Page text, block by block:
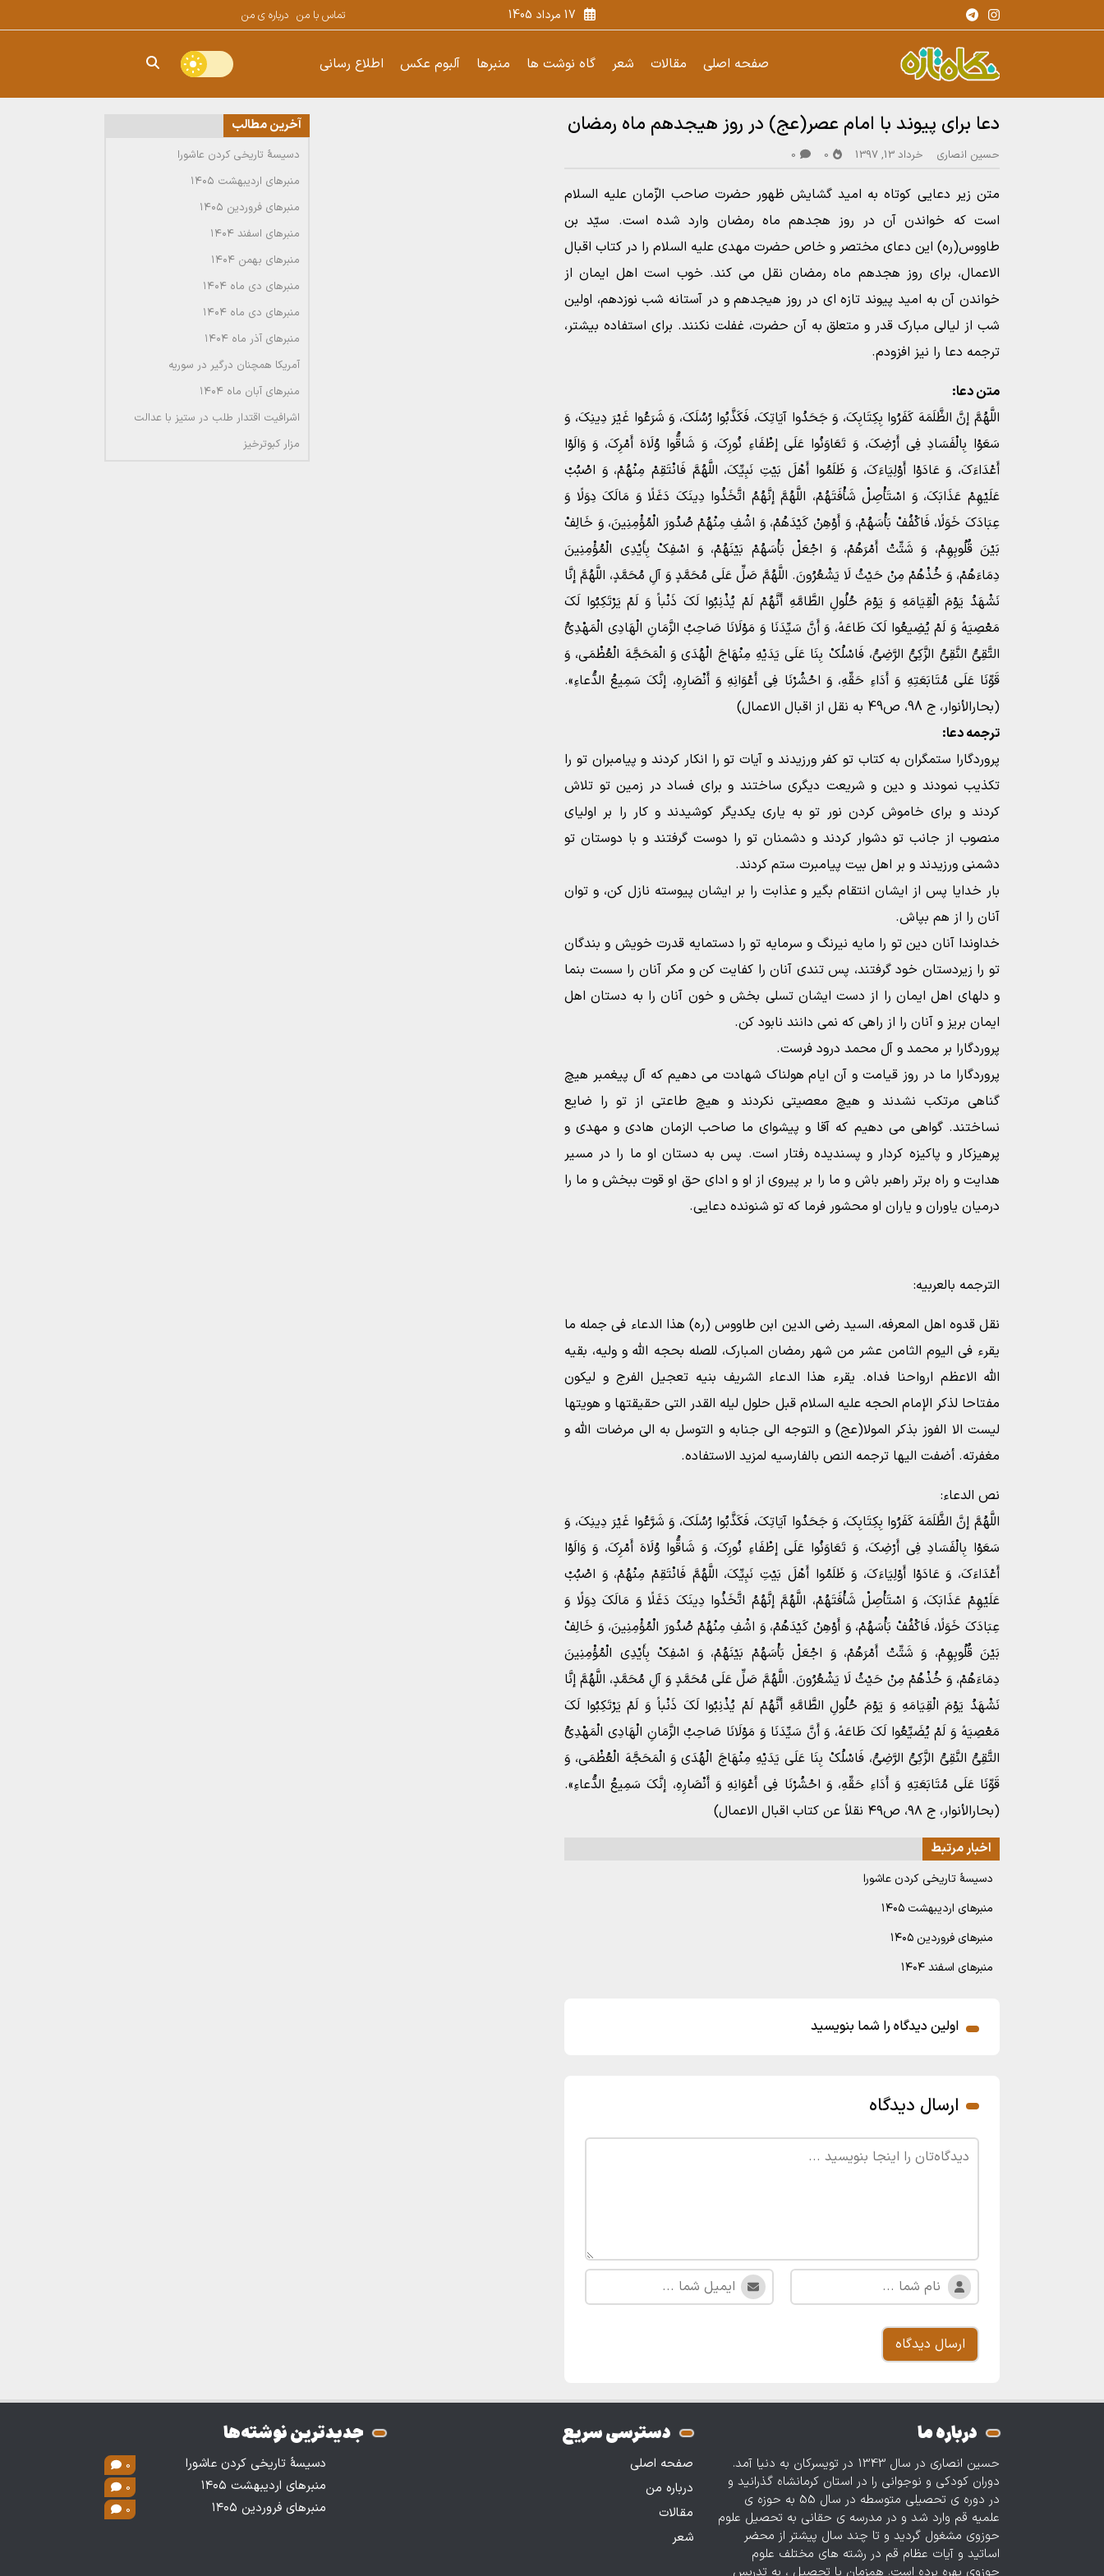
17 مرداد 1405 تماس با من درباره ی من
صفحه اصلی مقالات شعر گاه نوشت ها منبرها آلبوم عکس اطلاع رسانی
دعا برای پیوند با امام عصر(عج) در روز هیجدهم ماه رمضان
حسین انصاری خرداد 13, 1397 0
0
متن زیر دعایی کوتاه به امید گشایش ظهور حضرت صاحب الزّمان علیه السلام
است که خواندن آن در روز هجدهم ماه رمضان وارد شده است. سیّد بن
طاووس(ره) این دعای مختصر و خاص حضرت مهدی علیه السلام را در کتاب اقبال
الاعمال، برای روز هجدهم ماه رمضان نقل می کند. خوب است اهل ایمان از
خواندن آن به امید پیوند تازه ای در روز هیجدهم و در آستانه شب نوزدهم، اولین
شب از لیالی مبارک قدر و متعلق به آن حضرت، غفلت نکنند. برای استفاده بیشتر،
ترجمه دعا را نیز افزودم.
متن دعا:
اللَّهُمَّ إنَّ الظَّلَمَهَ کَفَرُوا بِکِتَابِکَ، وَ جَحَدُوا آیَاتِکَ، فَکَذَّبُوا رُسُلَکَ، وَ شَرَعُوا غَیْرَ دِینِکَ، وَ
سَعَوْا بِالْفَسَادِ فِی أَرْضِکَ، وَ تَعَاوَنُوا عَلَى إطْفَاءِ نُورِکَ، وَ شَاقُّوا وُلَاهَ أَمْرِکَ، وَ وَالَوْا
أَعْدَاءَکَ، وَ عَادَوْا أَوْلِیَاءَکَ، وَ ظَلَمُوا أَهْلَ بَیْتِ نَبِیِّکَ، اللَّهُمَّ فَانْتَقِمْ مِنْهُمْ، وَ اصْبُبْ
عَلَیْهِمْ عَذَابَکَ، وَ اسْتَأْصِلْ شَأْفَتَهُمْ، اللَّهُمَّ إنَّهُمُ اتَّخَذُوا دِینَکَ دَغَلًا وَ مَالَکَ دِوَلًا وَ
عِبَادَکَ خَوَلًا، فَاکْفُفْ بَأْسَهُمْ، وَ أَوْهِنْ کَیْدَهُمْ، وَ اشْفِ مِنْهُمْ صُدُورَ الْمُؤْمِنِینَ، وَ خَالِفْ
بَیْنَ قُلُوبِهِمْ، وَ شَتِّتْ أَمْرَهُمْ، وَ اجْعَلْ بَأْسَهُمْ بَیْنَهُمْ، وَ اسْفِکْ بِأَیْدِی الْمُؤْمِنِینَ
دِمَاءَهُمْ، وَ خُذْهُمْ مِنْ حَیْثُ لَا یَشْعُرُونَ. اللَّهُمَّ صَلِّ عَلَى مُحَمَّدٍ وَ آلِ مُحَمَّدٍ، اللَّهُمَّ إنَّا
نَشْهَدُ یَوْمَ الْقِیَامَهِ وَ یَوْمَ حُلُولِ الطَّامَّهِ أَنَّهُمْ لَمْ یُذْنِبُوا لَکَ ذَنْباً وَ لَمْ یَرْتَکِبُوا لَکَ
مَعْصِیَهً وَ لَمْ یُضِیعُوا لَکَ طَاعَهً، وَ أَنَّ سَیِّدَنَا وَ مَوْلَانَا صَاحِبُ الزَّمَانِ الْهَادِی الْمَهْدِیُّ
التَّقِیُّ النَّقِیُّ الزَّکِیُّ الرَّضِیُّ، فَاسْلُکْ بِنَا عَلَى یَدَیْهِ مِنْهَاجَ الْهُدَى وَ الْمَحَجَّهَ الْعُظْمَى، وَ
قَوِّنَا عَلَى مُتَابَعَتِهِ وَ أَدَاءِ حَقِّهِ، وَ احْشُرْنَا فِی أَعْوَانِهِ وَ أَنْصَارِهِ، إنَّکَ سَمِیعُ الدُّعاءِ».
(بحارالأنوار، ج 98، ص49 به نقل از اقبال الاعمال)
ترجمه دعا:
پروردگارا ستمگران به کتاب تو کفر ورزیدند و آیات تو را انکار کردند و پیامبران تو را
تکذیب نمودند و دین و شریعت دیگری ساختند و برای فساد در زمین تو تلاش
کردند و برای خاموش کردن نور تو به یاری یکدیگر کوشیدند و کار را بر اولیای
منصوب از جانب تو دشوار کردند و دشمنان تو را دوست گرفتند و با دوستان تو
دشمنی ورزیدند و بر اهل بیت پیامبرت ستم کردند.
بار خدایا پس از ایشان انتقام بگیر و عذابت را بر ایشان پیوسته نازل کن، و توان
آنان را از هم بپاش.
خداوندا آنان دین تو را مایه نیرنگ و سرمایه تو را دستمایه قدرت خویش و بندگان
تو را زیردستان خود گرفتند، پس تندی آنان را کفایت کن و مکر آنان را سست بنما
و دلهای اهل ایمان را از دست ایشان تسلی بخش و خون آنان را به دستان اهل
ایمان بریز و آنان را از راهی که نمی دانند نابود کن.
پروردگارا بر محمد و آل محمد درود فرست.
پروردگارا ما در روز قیامت و آن ایام هولناک شهادت می دهیم که آل پیغمبر هیچ
گناهی مرتکب نشدند و هیچ معصیتی نکردند و هیچ طاعتی از تو را ضایع
نساختند. گواهی می دهیم که آقا و پیشوای ما صاحب الزمان هادی و مهدی و
پرهیزکار و پاکیزه کردار و پسندیده رفتار است. پس به دستان او ما را در مسیر
هدایت و راه برتر راهبر باش و ما را بر پیروی از او و ادای حق او قوت ببخش و ما را
درمیان یاوران و یاران او محشور فرما که تو شنونده دعایی.
الترجمه بالعربیه:
نقل قدوه اهل المعرفه، السید رضی الدین ابن طاووس (ره) هذا الدعاء فی جمله ما
یقرء فی الیوم الثامن عشر من شهر رمضان المبارک، للصله بحجه الله و ولیه، بقیه
الله الاعظم ارواحنا فداه. یقرء هذا الدعاء الشریف بنیه تعجیل الفرج و لیکون
مفتاحا لذکر الإمام الحجه علیه السلام قبل حلول لیله القدر التی حقیقتها و هویتها
لیست الا الفوز بذکر المولا(عج) و التوجه الی جنابه و التوسل به الی مرضات الله و
مغفرته. أضفت الیها ترجمه النص بالفارسیه لمزید الاستفاده.
نص الدعاء:
اللَّهُمَّ إنَّ الظَّلَمَهَ کَفَرُوا بِکِتَابِکَ، وَ جَحَدُوا آیَاتِکَ، فَکَذَّبُوا رُسُلَکَ، وَ شَرَّعُوا غَیْرَ دِینِکَ، وَ
سَعَوْا بِالْفَسَادِ فِی أَرْضِکَ، وَ تَعَاوَنُوا عَلَى إطْفَاءِ نُورِکَ، وَ شَاقُّوا وُلَاهَ أَمْرِکَ، وَ وَالَوْا
أَعْدَاءَکَ، وَ عَادَوْا أَوْلِیَاءَکَ، وَ ظَلَمُوا أَهْلَ بَیْتِ نَبِیِّکَ، اللَّهُمَّ فَانْتَقِمْ مِنْهُمْ، وَ اصْبُبْ
عَلَیْهِمْ عَذَابَکَ، وَ اسْتَأْصِلْ شَأْفَتَهُمْ، اللَّهُمَّ إنَّهُمُ اتَّخَذُوا دِینَکَ دَغَلًا وَ مَالَکَ دِوَلًا وَ
عِبَادَکَ خَوَلًا، فَاکْفُفْ بَأْسَهُمْ، وَ أَوْهِنْ کَیْدَهُمْ، وَ اشْفِ مِنْهُمْ صُدُورَ الْمُؤْمِنِینَ، وَ خَالِفْ
بَیْنَ قُلُوبِهِمْ، وَ شَتِّتْ أَمْرَهُمْ، وَ اجْعَلْ بَأْسَهُمْ بَیْنَهُمْ، وَ اسْفِکْ بِأَیْدِی الْمُؤْمِنِینَ
دِمَاءَهُمْ، وَ خُذْهُمْ مِنْ حَیْثُ لَا یَشْعُرُونَ. اللَّهُمَّ صَلِّ عَلَى مُحَمَّدٍ وَ آلِ مُحَمَّدٍ، اللَّهُمَّ إنَّا
نَشْهَدُ یَوْمَ الْقِیَامَهِ وَ یَوْمَ حُلُولِ الطَّامَّهِ أَنَّهُمْ لَمْ یُذْنِبُوا لَکَ ذَنْباً وَ لَمْ یَرْتَکِبُوا لَکَ
مَعْصِیَهً وَ لَمْ یُضَیِّعُوا لَکَ طَاعَهً، وَ أَنَّ سَیِّدَنَا وَ مَوْلَانَا صَاحِبُ الزَّمَانِ الْهَادِی الْمَهْدِیُّ
التَّقِیُّ النَّقِیُّ الزَّکِیُّ الرَّضِیُّ، فَاسْلُکْ بِنَا عَلَى یَدَیْهِ مِنْهَاجَ الْهُدَى وَ الْمَحَجَّهَ الْعُظْمَى، وَ
قَوِّنَا عَلَى مُتَابَعَتِهِ وَ أَدَاءِ حَقِّهِ، وَ احْشُرْنَا فِی أَعْوَانِهِ وَ أَنْصَارِهِ، إنَّکَ سَمِیعُ الدُّعاءِ».
(بحارالأنوار، ج ۹۸، ص۴۹ نقلاً عن کتاب اقبال الاعمال)
اخبار مرتبط
دسیسۀ تاریخی کردن عاشورا
منبرهای اردیبهشت ۱۴۰۵
منبرهای فروردین ۱۴۰۵
منبرهای اسفند ۱۴۰۴
اولین دیدگاه را شما بنویسید
ارسال دیدگاه
آخرین مطالب
دسیسۀ تاریخی کردن عاشورا
منبرهای اردیبهشت ۱۴۰۵
منبرهای فروردین ۱۴۰۵
منبرهای اسفند ۱۴۰۴
منبرهای بهمن ۱۴۰۴
منبرهای دی ماه ۱۴۰۴
منبرهای دی ماه ۱۴۰۴
منبرهای آذر ماه ۱۴۰۴
آمریکا همچنان درگیر در سوریه
منبرهای آبان ماه ۱۴۰۴
اشرافیت اقتدار طلب در ستیز با عدالت
مزار کبوترخیز
درباره ما
حسین انصاری در سال 1343 در تویسرکان به دنیا آمد.
دوران کودکی و نوجوانی را در استان کرمانشاه گذرانید و
در دوره‌ ی تحصیلی متوسطه در سال 55 به حوزه ی
علمیه قم وارد شد و در مدرسه ی حقانی به تحصیل علوم
حوزوی مشغول گردید و تا چند سال پیشتر از محضر
اساتید و آیات عظام قم در رشته های مختلف علوم
دسترسی سریع
صفحه اصلی
درباره من
مقالات
شعر
جدیدترین نوشته‌ها
دسیسۀ تاریخی کردن عاشورا 0
منبرهای اردیبهشت ۱۴۰۵ 0
منبرهای فروردین ۱۴۰۵ 0